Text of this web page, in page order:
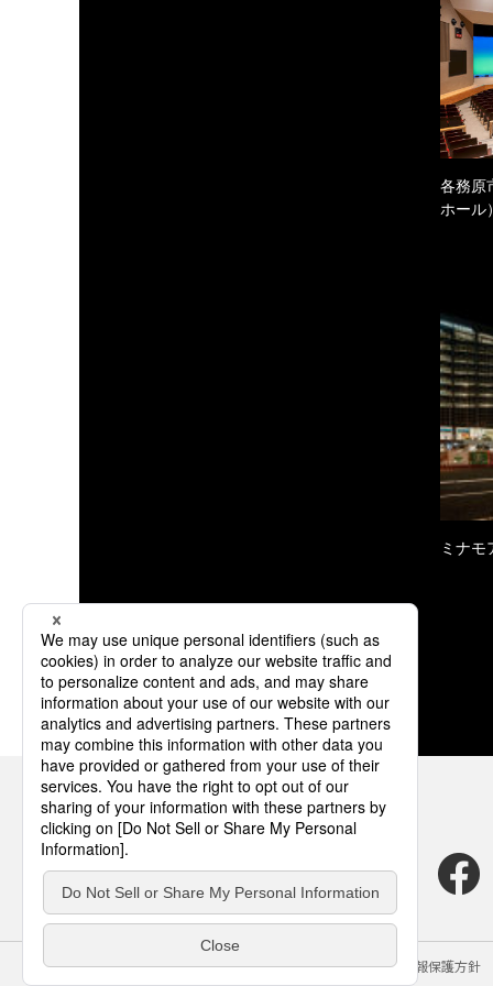
各務原
ホール
ミナ
サイトのご利用にあたって クッキーポリシー 個人情報保護方針